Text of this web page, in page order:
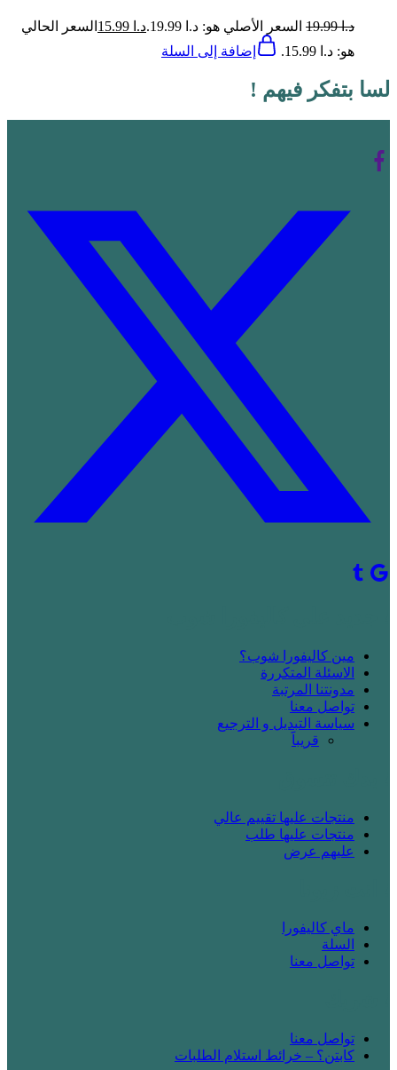
د.ا19.99 السعر الأصلي هو: د.ا 19.99. د.ا
السعر الحالي
هو: د.ا 15.99.
إضافة إلى السلة
لسا بتفكر فيهم !
مين كاليفورا شوب؟
الاسئلة المتكررة
مدونتنا المرتبة
تواصل معنا
سياسة التبديل و الترجيع
قريباََ
منتجات عليها تقييم عالي
منتجات عليها طلب
عليهم عرض
ماي كاليفورا
السلة
تواصل معنا
تواصل معنا
كابتن؟ – خرائط استلام الطلبات